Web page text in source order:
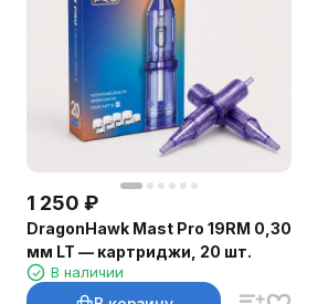
1 250 ₽
DragonHawk Mast Pro 19RM 0,30
мм LT — картриджи, 20 шт.
В наличии